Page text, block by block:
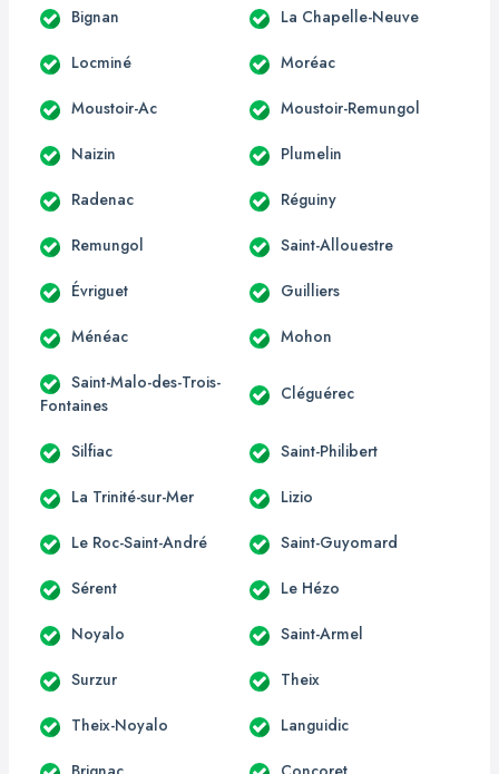
Bignan La Chapelle-Neuve
Locminé Moréac
Moustoir-Ac Moustoir-Remungol
Naizin Plumelin
Radenac Réguiny
Remungol Saint-Allouestre
Évriguet Guilliers
Ménéac Mohon
Saint-Malo-des-Trois-
Fontaines
Cléguérec
Silfiac Saint-Philibert
La Trinité-sur-Mer Lizio
Le Roc-Saint-André Saint-Guyomard
Sérent Le Hézo
Noyalo Saint-Armel
Surzur Theix
Theix-Noyalo Languidic